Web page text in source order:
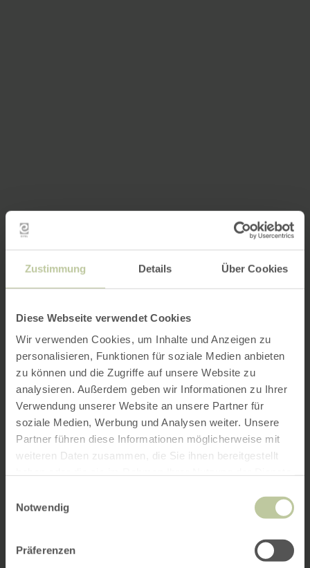
Zustimmung Details Über Cookies
Diese Webseite verwendet Cookies
Wir verwenden Cookies, um Inhalte und Anzeigen zu
personalisieren, Funktionen für soziale Medien anbieten
zu können und die Zugriffe auf unsere Website zu
analysieren. Außerdem geben wir Informationen zu Ihrer
Verwendung unserer Website an unsere Partner für
soziale Medien, Werbung und Analysen weiter. Unsere
Partner führen diese Informationen möglicherweise mit
weiteren Daten zusammen, die Sie ihnen bereitgestellt
Notwendig
Präferenzen